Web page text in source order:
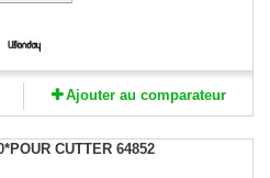
Ajouter au comparateur
CUTTER 64852